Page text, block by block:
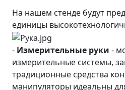
На нашем стенде будут
единицы
- Измерительные руки -
измерительные системы,
традиционные средства
манипуляторы идеальны